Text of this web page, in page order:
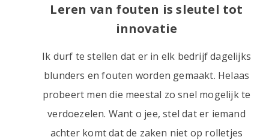
Leren van fouten is sleutel tot
innovatie
Ik durf te stellen dat er in elk bedrijf dagelijks
blunders en fouten worden gemaakt. Helaas
probeert men die meestal zo snel mogelijk te
verdoezelen. Want o jee, stel dat er iemand
achter komt dat de zaken niet op rolletjes